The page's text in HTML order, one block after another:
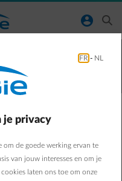
normal-account-circle search
FR - NL
je privacy
om de goede werking ervan te
van jouw interesses en om je
laten ons toe om onze